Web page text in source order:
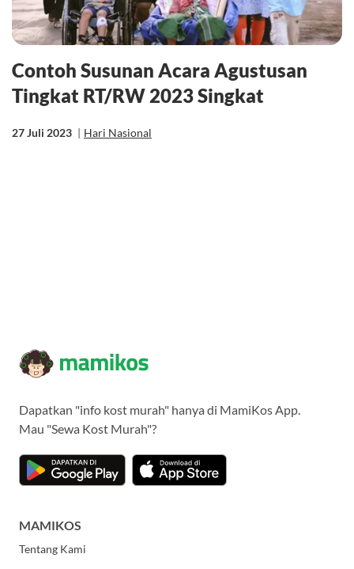
Contoh Susunan Acara Agustusan
Tingkat RT/RW 2023 Singkat
27 Juli 2023 | Hari Nasional
Dapatkan "info kost murah" hanya di MamiKos App.
Mau "Sewa Kost Murah"?
MAMIKOS
Tentang Kami